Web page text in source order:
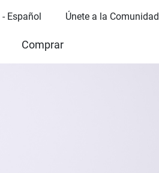
Español Únete a la Comunidad
Comprar